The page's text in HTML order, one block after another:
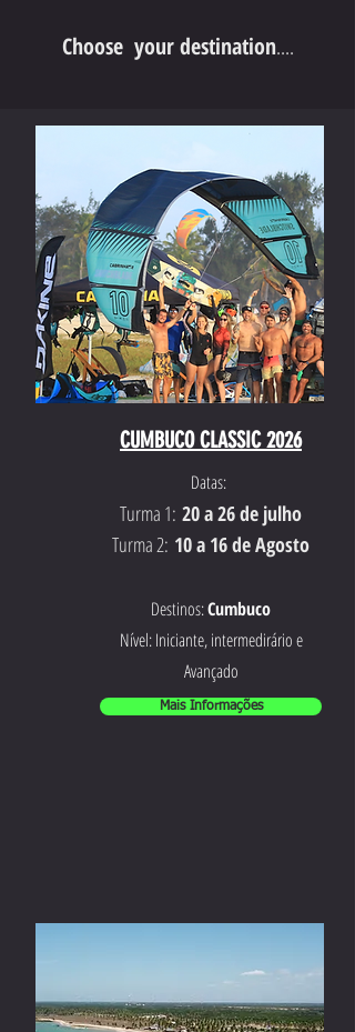
Choose your destination....
CUMBUCO CLASSIC 2026
Datas:
Turma 1: 20 a 26 de julho
Turma 2: 10 a 16 de Agosto
Destinos:Cumbuco
Nível: Iniciante, intermedirário e
Avançado
Mais Informações